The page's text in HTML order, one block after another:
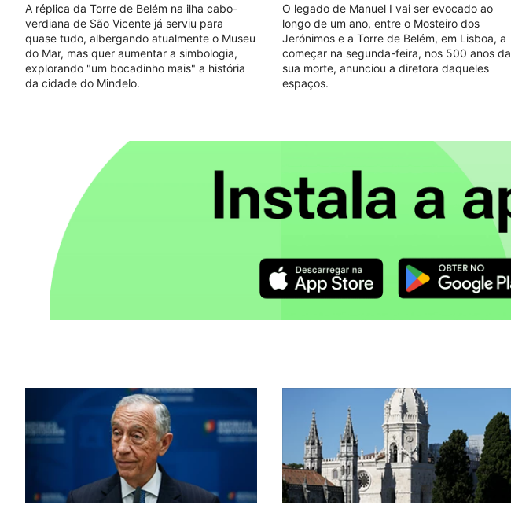
A réplica da Torre de Belém na ilha cabo-
verdiana de São Vicente já serviu para
quase tudo, albergando atualmente o Museu
do Mar, mas quer aumentar a simbologia,
explorando "um bocadinho mais" a história
da cidade do Mindelo.
O legado de Manuel I vai ser evocado ao
longo de um ano, entre o Mosteiro dos
Jerónimos e a Torre de Belém, em Lisboa, a
começar na segunda-feira, nos 500 anos da
sua morte, anunciou a diretora daqueles
espaços.